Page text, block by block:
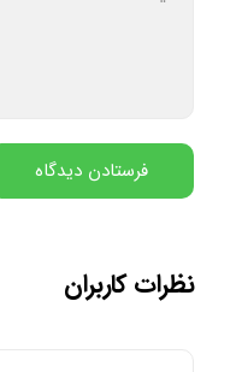
نظرات کاربران